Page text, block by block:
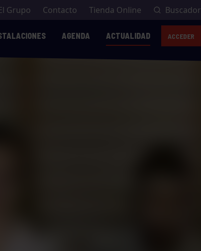
Grupo Contacto Tienda Online Buscador
AGENDA ACTUALIDAD ACCEDER